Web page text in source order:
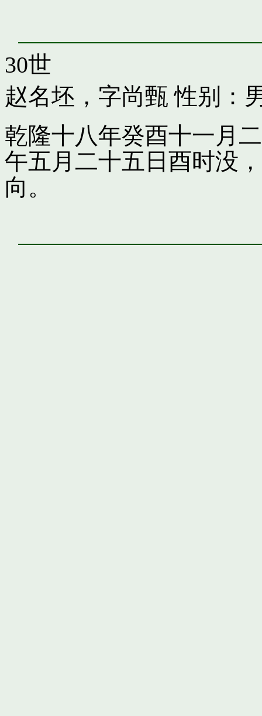
30世
赵名坯，字尚甄 性别：
乾隆十八年癸酉十一月
午五月二十五日酉时没
向。